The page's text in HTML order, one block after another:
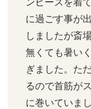
ンピースを着
に過ごす事が
しましたが斎
無くても暑い
ぎました。た
るので首筋が
に巻いていま